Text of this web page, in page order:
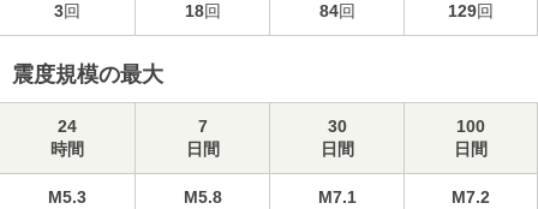
3回 18回 84回 129回
震度規模の最大
24
時間
7
日間
30
日間
100
日間
M5.3
M5.8
M7.1
M7.2